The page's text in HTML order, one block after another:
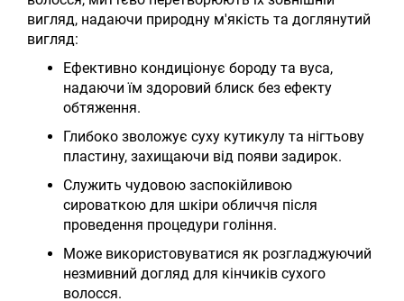
вигляд, надаючи природну м'якість та доглянутий
вигляд:
Ефективно кондиціонує бороду та вуса,
надаючи їм здоровий блиск без ефекту
обтяження.
Глибоко зволожує суху кутикулу та нігтьову
пластину, захищаючи від появи задирок.
Служить чудовою заспокійливою
сироваткою для шкіри обличчя після
проведення процедури гоління.
Може використовуватися як розгладжуючий
незмивний догляд для кінчиків сухого
волосся.